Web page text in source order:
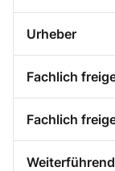
Urheber
Fachlich
Fachlich